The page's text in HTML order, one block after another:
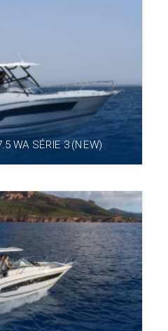
WA SÉRIE 3 (NEW)